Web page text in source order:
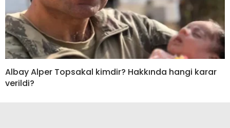
Albay Alper Topsakal kimdir? Hakkında hangi karar
verildi?